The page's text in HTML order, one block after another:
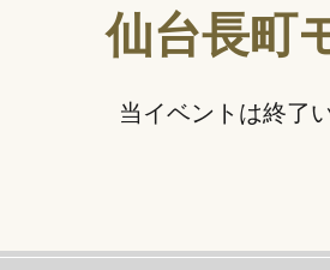
仙台長町
当イベントは終了